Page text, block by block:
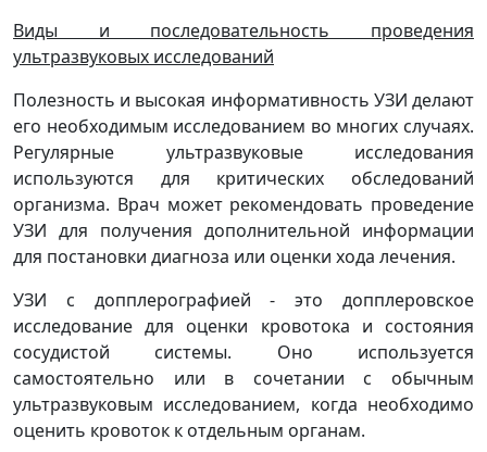
Виды и последовательность проведения
ультразвуковых исследований
Полезность и высокая информативность УЗИ делают
его необходимым исследованием во многих случаях.
Регулярные ультразвуковые исследования
используются для критических обследований
организма. Врач может рекомендовать проведение
УЗИ для получения дополнительной информации
для постановки диагноза или оценки хода лечения.
УЗИ с допплерографией - это допплеровское
исследование для оценки кровотока и состояния
сосудистой системы. Оно используется
самостоятельно или в сочетании с обычным
ультразвуковым исследованием, когда необходимо
оценить кровоток к отдельным органам.